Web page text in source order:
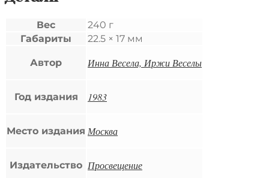
Вес
240 г
Габариты
22.5 × 17 мм
Автор Инна Весела, Иржи Веселы
Год издания 1983
Место издания Москва
Издательство Просвещение